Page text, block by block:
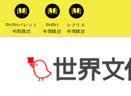
PriPriパレット
年間購読
PriPri
年間購読
レクリエ
年間購読